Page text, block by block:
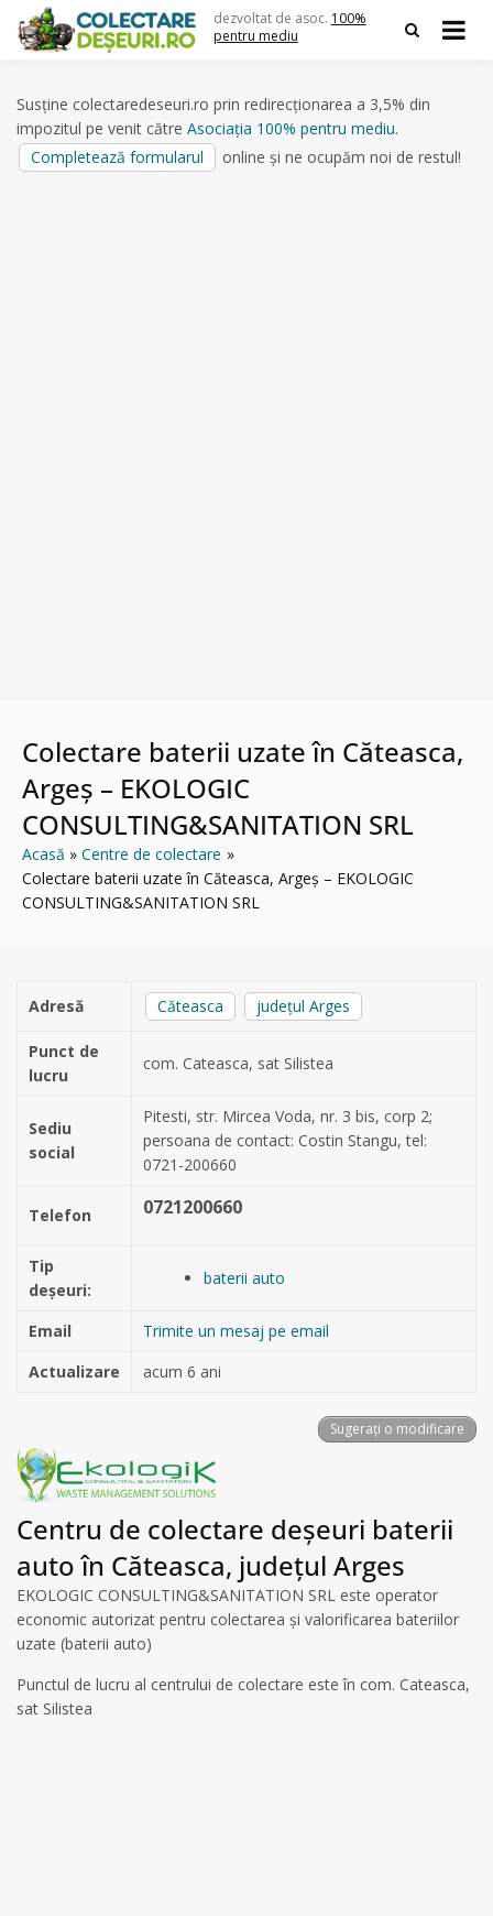
content
dezvoltat de asoc. 100%
pentru mediu
Susține colectaredeseuri.ro prin redirecționarea a 3,5% din
impozitul pe venit către Asociația 100% pentru mediu.
Completează formularul
online și ne ocupăm noi de restul!
Colectare baterii uzate în Căteasca,
Argeș – EKOLOGIC
CONSULTING&SANITATION SRL
Acasă
Centre de colectare
Colectare baterii uzate în Căteasca, Argeș – EKOLOGIC
CONSULTING&SANITATION SRL
Adresă Căteasca județul Arges
Punct de
lucru
com. Cateasca, sat Silistea
Sediu
social
Pitesti, str. Mircea Voda, nr. 3 bis, corp 2;
persoana de contact: Costin Stangu, tel:
0721-200660
Telefon 0721200660
Tip
deșeuri:
baterii auto
Email
Trimite un mesaj pe email
Actualizare
acum 6 ani
Sugerați o modificare
Centru de colectare deșeuri baterii
auto în Căteasca, județul Arges
EKOLOGIC CONSULTING&SANITATION SRL este operator
economic autorizat pentru colectarea și valorificarea bateriilor
uzate (baterii auto)
Punctul de lucru al centrului de colectare este în com. Cateasca,
sat Silistea